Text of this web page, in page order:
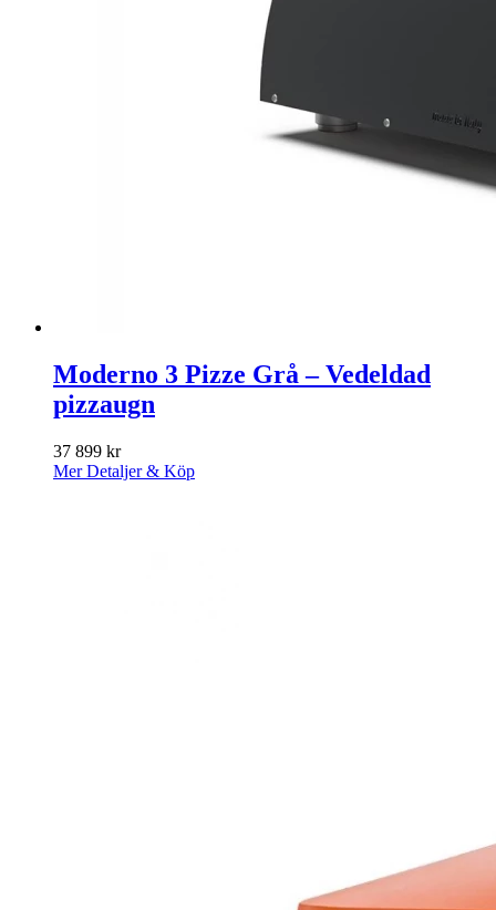
Moderno 3 Pizze Grå – Vedeldad
pizzaugn
37 899 kr
Mer Detaljer & Köp